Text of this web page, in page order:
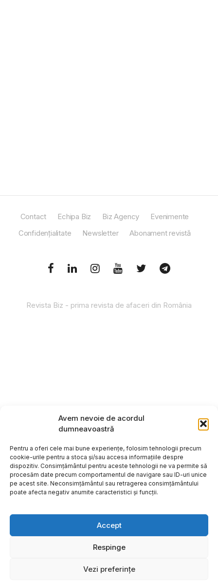
Avem nevoie de acordul
dumneavoastră
Pentru a oferi cele mai bune experiențe, folosim tehnologii precum
cookie-urile pentru a stoca și/sau accesa informațiile despre
dispozitiv. Consimțământul pentru aceste tehnologii ne va permite să
procesăm date precum comportamentul de navigare sau ID-uri unice
pe acest site. Neconsimțământul sau retragerea consimțământului
poate afecta negativ anumite caracteristici și funcții.
Accept
Respinge
Vezi preferințe
Contact Echipa Biz Biz Agency
Evenimente
Confidențialitate
Newsletter Abonament revistă
Revista Biz - prima revista de afaceri din România
Copyright ©2026